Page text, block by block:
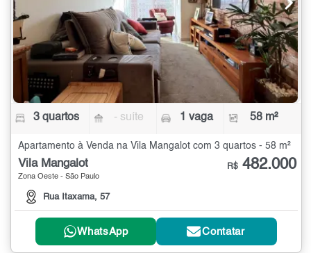
3 quartos - suíte 1 vaga 58 m²
Apartamento à Venda na Vila Mangalot com 3 quartos - 58 m²
Vila Mangalot
Zona Oeste - São Paulo
Rua Itaxama, 57
R$ 482.000
WhatsApp Contatar